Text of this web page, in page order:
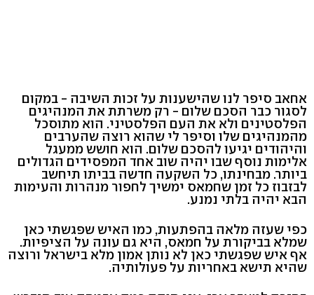
אחאב סיפר לנו שהישענות על זכות השיבה - במקום
לסגור כבר הסכם שלום - רק משרתת את המנהיגים
הפלסטינים ולא את העם הפלסטיני. הוא מתוסכל
מהמנהיגים שלו וסיפר לי שהוא רוצה שהערבים
והיהודים יגיעו להסכם שלום. הוא חושש ממעגל
אלימות נוסף שבו יהיה שוב אחד המפסידים הגדולים
ביותר. מבחינתו, כל השקעה חדשה בביתו תיחשב
לבזבוז כל זמן שחמאס ימשיך לחפור מנהרות והעימות
הבא יהיה בלתי נמנע.
כפי שעזה מלאה בהפתעות, כמו האיש שפגשתי כאן
שמלא בביקורת על חמאס, היא גם עונה על הציפיות.
אף איש שפגשתי כאן לא נותן אמון מלא בישראל ורוצה
שהיא תישא באחריות על פעולותיה.